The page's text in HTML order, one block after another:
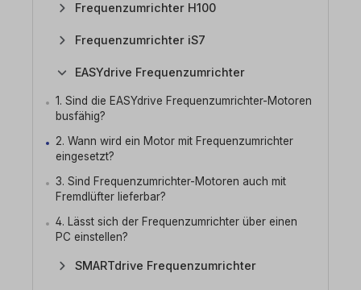
Frequenzumrichter H100
Frequenzumrichter iS7
EASYdrive Frequenzumrichter
1. Sind die EASYdrive Frequenzumrichter-Motoren
busfähig?
2. Wann wird ein Motor mit Frequenzumrichter
eingesetzt?
3. Sind Frequenzumrichter-Motoren auch mit
Fremdlüfter lieferbar?
4. Lässt sich der Frequenzumrichter über einen
PC einstellen?
SMARTdrive Frequenzumrichter